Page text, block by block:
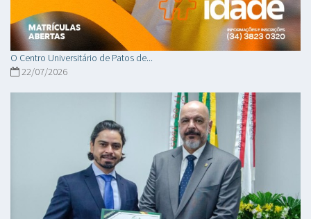
O Centro Universitário de Patos de...
22/07/2026